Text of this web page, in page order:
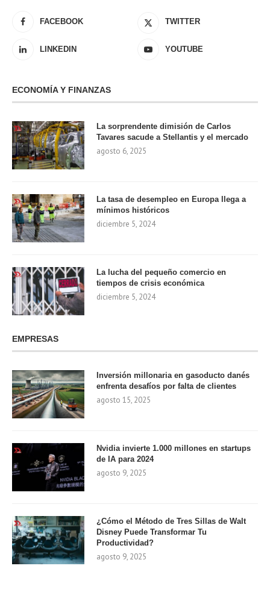
FACEBOOK TWITTER
LINKEDIN YOUTUBE
ECONOMÍA Y FINANZAS
La sorprendente dimisión de Carlos
Tavares sacude a Stellantis y el mercado
agosto 6, 2025
La tasa de desempleo en Europa llega a
mínimos históricos
diciembre 5, 2024
La lucha del pequeño comercio en
tiempos de crisis económica
diciembre 5, 2024
EMPRESAS
Inversión millonaria en gasoducto danés
enfrenta desafíos por falta de clientes
agosto 15, 2025
Nvidia invierte 1.000 millones en startups
de IA para 2024
agosto 9, 2025
¿Cómo el Método de Tres Sillas de Walt
Disney Puede Transformar Tu
Productividad?
agosto 9, 2025